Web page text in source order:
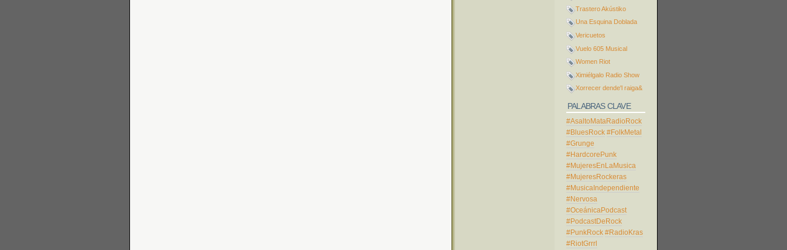
Trastero Akústiko
Una Esquina Doblada
Vericuetos
Vuelo 605 Musical
Women Riot
Ximiélgalo Radio Show
Xorrecer dende'l raiga&
PALABRAS CLAVE
#AsaltoMataRadioRock
#BluesRock #FolkMetal
#Grunge
#HardcorePunk
#MujeresEnLaMusica
#MujeresRockeras
#MusicaIndependiente
#Nervosa
#OceánicaPodcast
#PodcastDeRock
#PunkRock #RadioKras
#RiotGrrrl